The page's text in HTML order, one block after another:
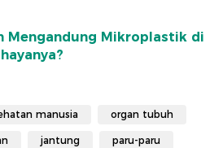
Mengandung Mikroplastik di
manusia organ tubuh
jantung paru-paru